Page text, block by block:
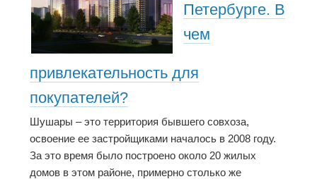
Петербурге. В
чем
привлекательность для
покупателей?
Шушары – это территория бывшего совхоза,
освоение ее застройщиками началось в 2008 году.
За это время было построено около 20 жилых
домов в этом районе, примерно столько же